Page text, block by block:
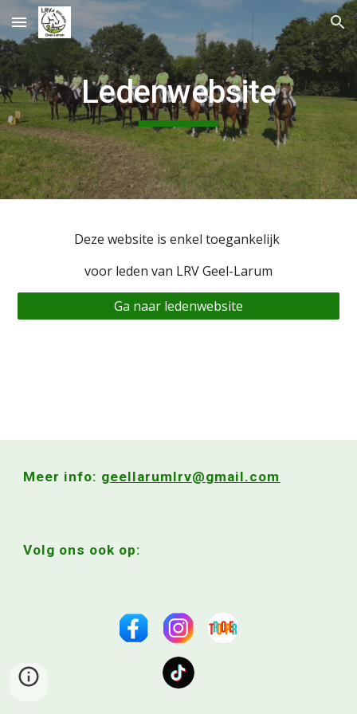
Skip to main content Skip to navigation
Ledenwebsite
Deze website is enkel toegankelijk
voor leden van LRV Geel-Larum
Ga naar ledenwebsite
Meer info: geellarumlrv@gmail.com
Volg ons ook op: